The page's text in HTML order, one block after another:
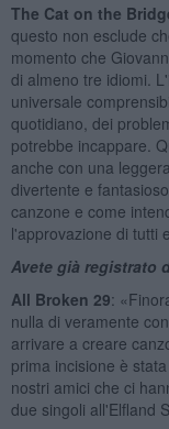
The Cat on the
questo non esclude
momento che
di almeno tre idiomi.
universale
quotidiano, dei
potrebbe incappare.
anche con una
divertente e
canzone e come
l'approvazione di tutti
Avete già registrato
All Broken 29:
nulla di veramente
arrivare a creare
prima incisione è
nostri amici che ci
due singoli all'Elfland